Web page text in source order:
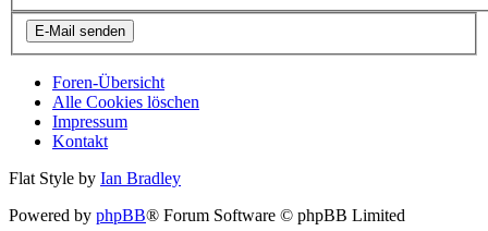
Foren-Übersicht
Alle Cookies löschen
Impressum
Kontakt
Flat Style by Ian Bradley
Powered by phpBB® Forum Software © phpBB Limited